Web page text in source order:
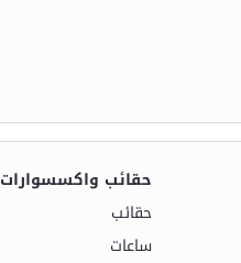
حقائب واكسسوارات
حقائب
ساعات